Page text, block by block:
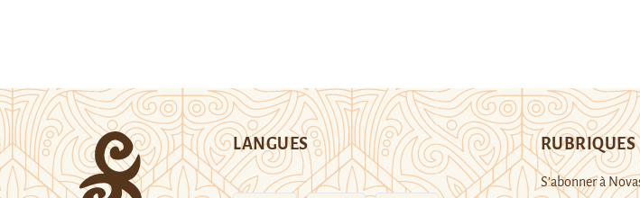
LANGUES RUBRIQUES
S’abonner à